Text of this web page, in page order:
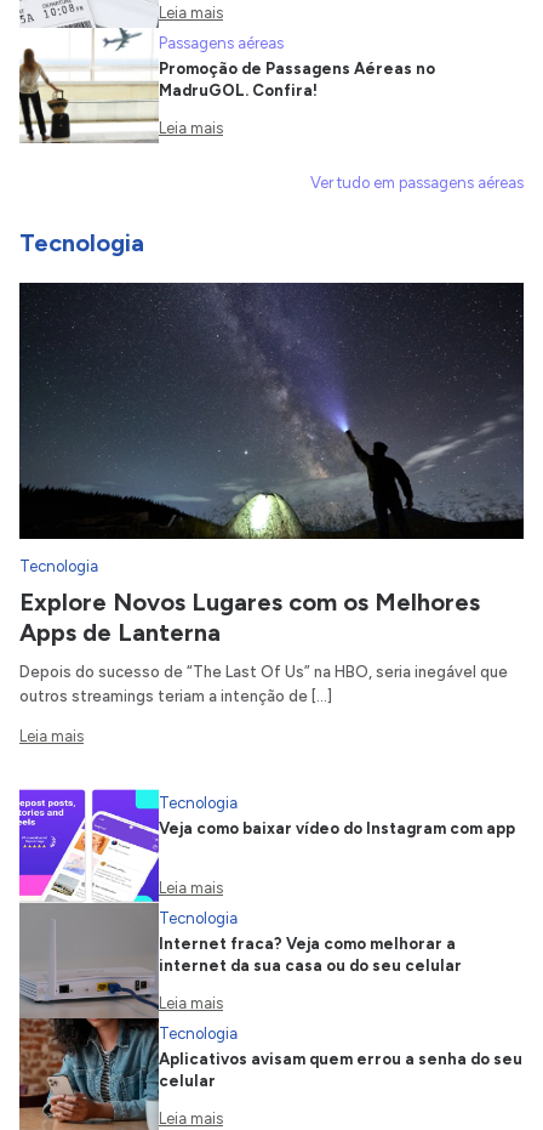
Leia mais
Passagens aéreas
Promoção de Passagens Aéreas no
MadruGOL. Confira!
Leia mais
Ver tudo em passagens aéreas
Tecnologia
Tecnologia
Explore Novos Lugares com os Melhores
Apps de Lanterna
Depois do sucesso de “The Last Of Us” na HBO, seria inegável que
outros streamings teriam a intenção de […]
Leia mais
Tecnologia
Veja como baixar vídeo do Instagram com app
Leia mais
Tecnologia
Internet fraca? Veja como melhorar a
internet da sua casa ou do seu celular
Leia mais
Tecnologia
Aplicativos avisam quem errou a senha do seu
celular
Leia mais